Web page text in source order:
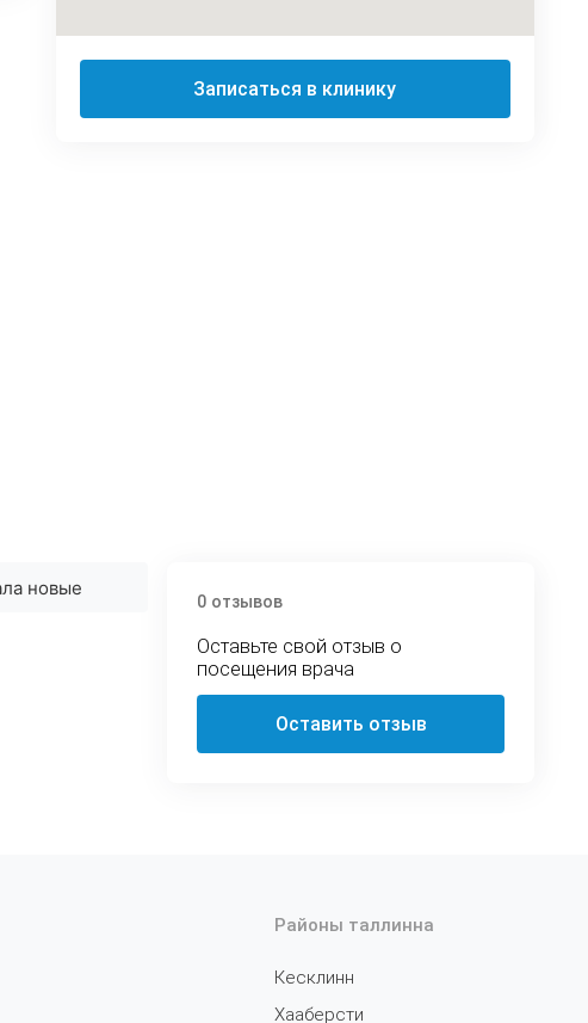
Записаться в клинику
новые
0 отзывов
Оставьте свой отзыв о
посещения врача
Оставить отзыв
Районы таллинна
Кесклинн
Хааберсти